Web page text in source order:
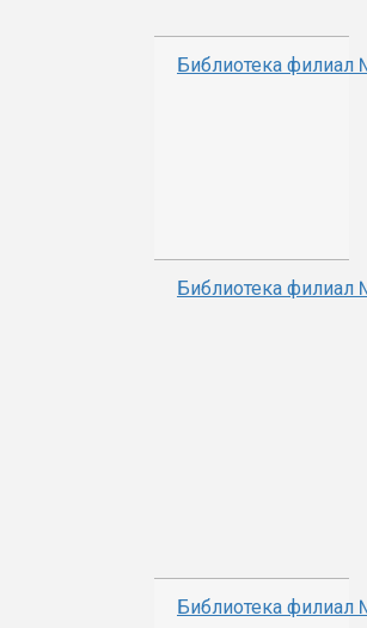
Библиотека филиал
Библиотека филиал
Библиотека филиал